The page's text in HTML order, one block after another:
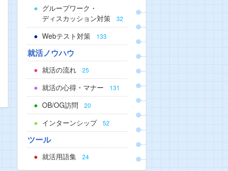
グループワーク・
ディスカッション対策
32
Webテスト対策 133
就活ノウハウ
就活の流れ 25
就活の心得・マナー 131
OB/OG訪問 20
インターンシップ 52
ツール
就活用語集 24